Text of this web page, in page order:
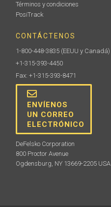
Términos y condiciones
PosiTrack
CONTÁCTENOS
1-800-448-3835 (EEUU y Canadá)
+1-315-393-4450
Fax: +1-315-393-8471
ENVÍENOS
UN CORREO
ELECTRÓNICO
DeFelsko Corporation
800 Proctor Avenue
Ogdensburg, NY 13669-2205 USA